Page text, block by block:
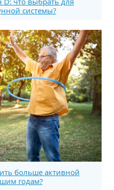
системы?
больше активной
годам?